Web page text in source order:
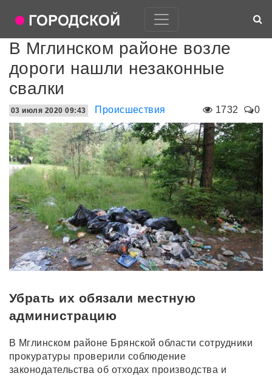
В Мглинском районе возле
дороги нашли незаконные
свалки
1732 0
03 июля 2020 09:43 Происшествия
Убрать их обязали местную
администрацию
В Мглинском районе Брянской области сотрудники
прокуратуры проверили соблюдение
законодательства об отходах производства и